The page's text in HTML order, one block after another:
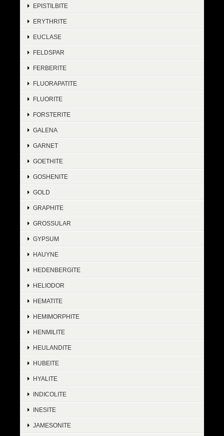
EPISTILBITE
ERYTHRITE
EUCLASE
FELDSPAR
FERBERITE
FLUORAPATITE
FLUORITE
FORSTERITE
GALENA
GARNET
GOETHITE
GOSHENITE
GOLD
GRAPHITE
GROSSULAR
GYPSUM
HAUYNE
HEDENBERGITE
HELIODOR
HEMATITE
HEMIMORPHITE
HENMILITE
HEULANDITE
HUBEITE
HYALITE
INDICOLITE
INESITE
JAMESONITE